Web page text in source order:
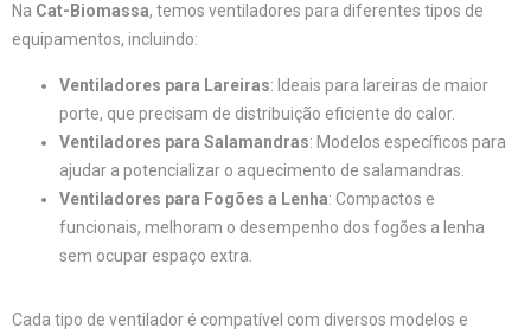
Na Cat-Biomassa, temos ventiladores para diferentes tipos de
equipamentos, incluindo:
Ventiladores para Lareiras: Ideais para lareiras de maior
porte, que precisam de distribuição eficiente do calor.
Ventiladores para Salamandras: Modelos específicos para
ajudar a potencializar o aquecimento de salamandras.
Ventiladores para Fogões a Lenha: Compactos e
funcionais, melhoram o desempenho dos fogões a lenha
sem ocupar espaço extra.
Cada tipo de ventilador é compatível com diversos modelos e